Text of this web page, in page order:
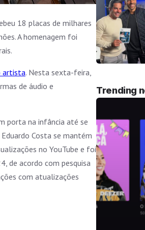
18 placas de milhares
A homenagem foi
artista. Nesta sexta-feira,
de áudio e
porta na infância até se
Costa se mantém
no YouTube e foi
de acordo com pesquisa
com atualizações
Trending